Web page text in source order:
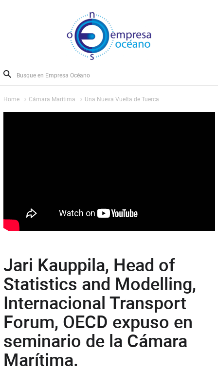
Home Cámara Marítima Una Nueva Vuelta de Tuerca
Jari Kauppila, Head of
Statistics and Modelling,
Internacional Transport
Forum, OECD expuso en
seminario de la Cámara
Marítima.